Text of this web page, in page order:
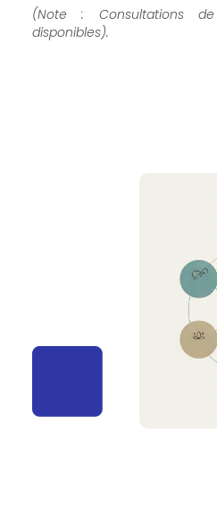
(Note : Consultations
disponibles).